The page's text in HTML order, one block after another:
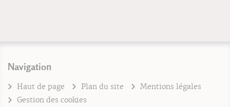
Navigation
Haut de page Plan du site
Mentions légales
Gestion des cookies